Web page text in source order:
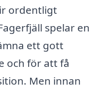
ordentligt
spelar en
ett gott
och för att få
Men innan